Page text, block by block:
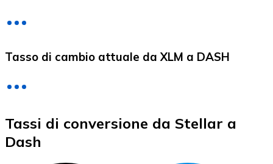
Tasso di cambio attuale da XLM a DASH
Tassi di conversione da Stellar a
Dash